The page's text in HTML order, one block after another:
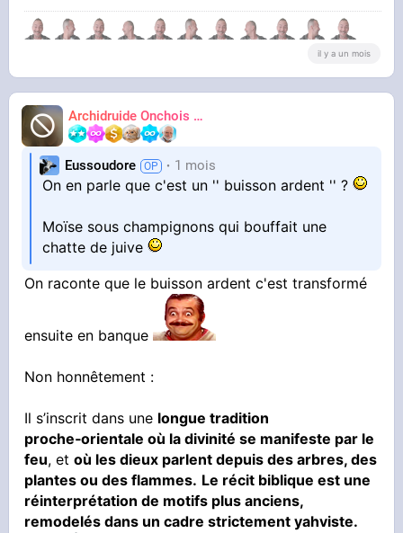
il y a un mois
Archidruide Onchois
🍀️🌩️🐻️
Eussoudore 1 mois
On en parle que c'est un '' buisson ardent '' ?
Moïse sous champignons qui bouffait une
chatte de juive
On raconte que le buisson ardent c'est transformé
ensuite en banque
Non honnêtement :
Il s’inscrit dans une longue tradition
proche‑orientaleoù la divinité se manifeste par le
feu, etoù les dieux parlent depuis des arbres, des
plantes ou des flammes. Le récit biblique est une
réinterprétation de motifs plus anciens,
remodelés dans un cadre strictement yahviste.